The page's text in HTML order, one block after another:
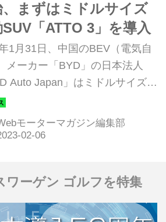
、まずはミドルサイズ
SUV「ATTO 3」を導入
1月31日、中国のBEV（電気自
メーカー「BYD」の日本法人
Auto Japan」はミドルサイズ電
「ATTO 3（アットスリー）」
を開始した。全国20拠点に商談
が可能な開業準備室を設けて営
東名横浜」をオープンした。
モーターマガジン編集部
ワーゲン ゴルフを特集